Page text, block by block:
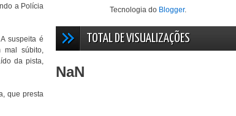
a Polícia
suspeita é
mal súbito,
da pista,
que presta
Tecnologia do Blogger.
TOTAL DE VISUALIZAÇÕES
NaN